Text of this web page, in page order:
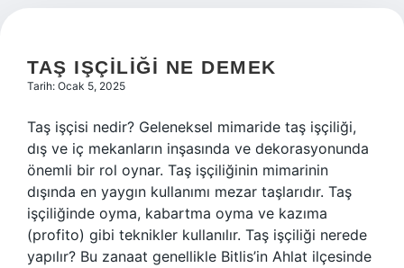
TAŞ IŞÇILIĞI NE DEMEK
Tarih: Ocak 5, 2025
Taş işçisi nedir? Geleneksel mimaride taş işçiliği,
dış ve iç mekanların inşasında ve dekorasyonunda
önemli bir rol oynar. Taş işçiliğinin mimarinin
dışında en yaygın kullanımı mezar taşlarıdır. Taş
işçiliğinde oyma, kabartma oyma ve kazıma
(profito) gibi teknikler kullanılır. Taş işçiliği nerede
yapılır? Bu zanaat genellikle Bitlis’in Ahlat ilçesinde